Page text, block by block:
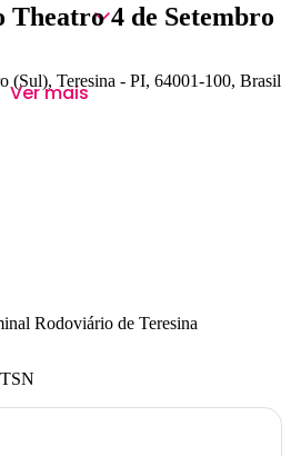
Ver mais
Theatro 4 de Setembro
(Sul), Teresina - PI, 64001-100, Brasil
Rodoviário de Teresina